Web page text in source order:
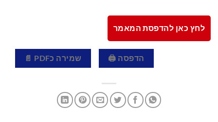
לחץ כאן להדפסת המאמר
הדפסה 🖨 שמירה כPDF 📄